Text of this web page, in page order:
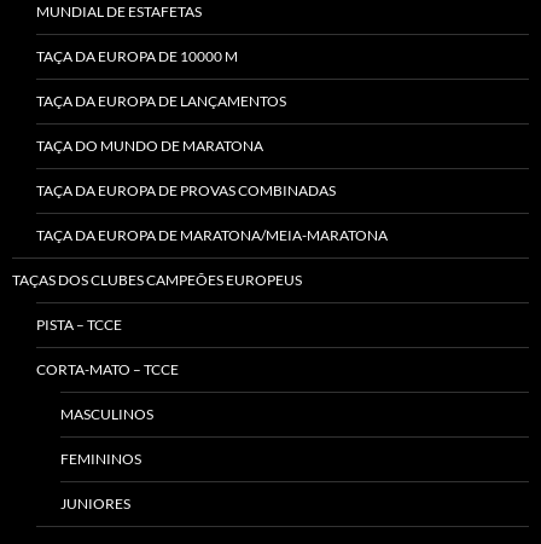
MUNDIAL DE ESTAFETAS
TAÇA DA EUROPA DE 10000 M
TAÇA DA EUROPA DE LANÇAMENTOS
TAÇA DO MUNDO DE MARATONA
TAÇA DA EUROPA DE PROVAS COMBINADAS
TAÇA DA EUROPA DE MARATONA/MEIA-MARATONA
TAÇAS DOS CLUBES CAMPEÕES EUROPEUS
PISTA – TCCE
CORTA-MATO – TCCE
MASCULINOS
FEMININOS
JUNIORES